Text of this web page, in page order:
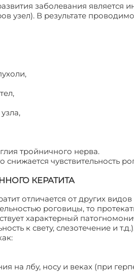
заболевания является
узел). В результате
тройничного нерва.
снижается чувствительность
КЕРАТИТА
отличается от других
роговицы, то
характерный
к свету, слезотечение и
на лбу, носу и веках (при